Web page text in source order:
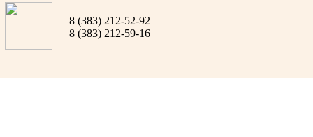
8 (383) 212-52-92
8 (383) 212-59-16